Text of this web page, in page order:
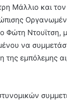
Μάλλιο και τον
Φώτη Ντουϊτση,
να
της εμπόλεμης